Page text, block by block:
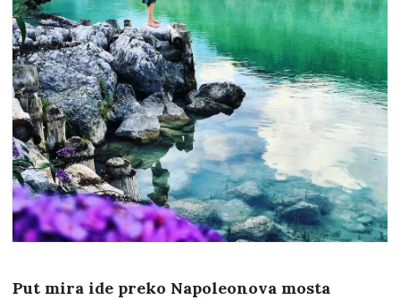
Put mira ide preko Napoleonova mosta